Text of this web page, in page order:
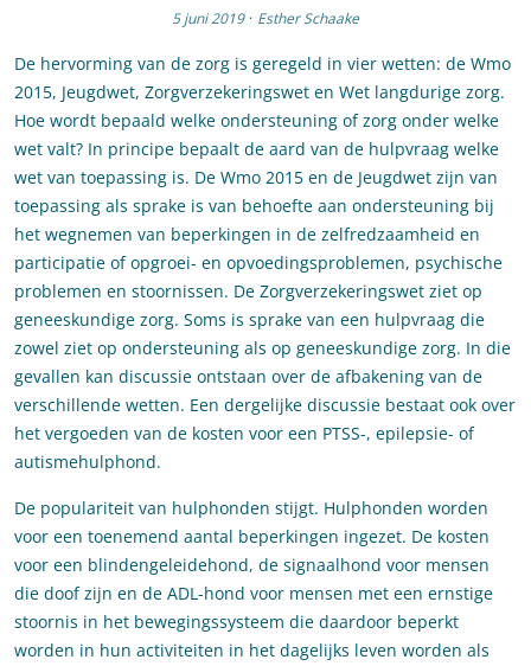
5 juni 2019 · Esther Schaake
De hervorming van de zorg is geregeld in vier wetten: de Wmo
2015, Jeugdwet, Zorgverzekeringswet en Wet langdurige zorg.
Hoe wordt bepaald welke ondersteuning of zorg onder welke
wet valt? In principe bepaalt de aard van de hulpvraag welke
wet van toepassing is. De Wmo 2015 en de Jeugdwet zijn van
toepassing als sprake is van behoefte aan ondersteuning bij
het wegnemen van beperkingen in de zelfredzaamheid en
participatie of opgroei- en opvoedingsproblemen, psychische
problemen en stoornissen. De Zorgverzekeringswet ziet op
geneeskundige zorg. Soms is sprake van een hulpvraag die
zowel ziet op ondersteuning als op geneeskundige zorg. In die
gevallen kan discussie ontstaan over de afbakening van de
verschillende wetten. Een dergelijke discussie bestaat ook over
het vergoeden van de kosten voor een PTSS-, epilepsie- of
autismehulphond.
De populariteit van hulphonden stijgt. Hulphonden worden
voor een toenemend aantal beperkingen ingezet. De kosten
voor een blindengeleidehond, de signaalhond voor mensen
die doof zijn en de ADL-hond voor mensen met een ernstige
stoornis in het bewegingssysteem die daardoor beperkt
worden in hun activiteiten in het dagelijks leven worden als